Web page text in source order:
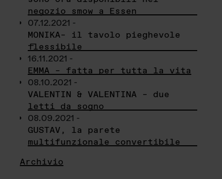
negozio smow a Essen
07.12.2021 -
MONIKA– il tavolo pieghevole
flessibile
16.11.2021 -
EMMA – fatta per tutta la vita
08.10.2021 -
VALENTIN & VALENTINA – due
letti da sogno
08.09.2021 -
GUSTAV, la parete
multifunzionale convertibile
Archivio